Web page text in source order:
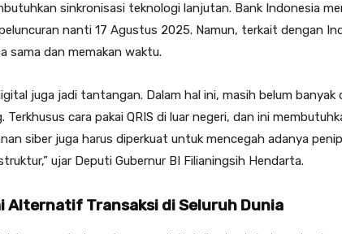
sinkronisasi teknologi lanjutan. Bank Indonesia
nanti 17 Agustus 2025. Namun, terkait dengan
sama dan memakan waktu.
juga jadi tantangan. Dalam hal ini, masih belum banyak
cara pakai QRIS di luar negeri, dan ini
siber juga harus diperkuat untuk mencegah adanya
ujar Deputi Gubernur BI Filianingsih Hendarta.
Alternatif Transaksi di Seluruh Dunia